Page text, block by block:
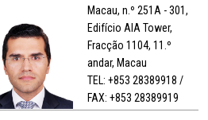
Macau, n.º 251A - 301,
Edifício AIA Tower,
Fracção 1104, 11.º
andar, Macau
TEL: +853 28389918 /
FAX: +853 28389919